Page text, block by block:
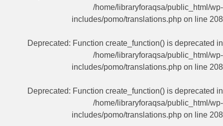
/home/libraryforaqsa/public_html/wp-
includes/pomo/translations.php on line 208
Deprecated: Function create_function() is deprecated in
/home/libraryforaqsa/public_html/wp-
includes/pomo/translations.php on line 208
Deprecated: Function create_function() is deprecated in
/home/libraryforaqsa/public_html/wp-
includes/pomo/translations.php on line 208